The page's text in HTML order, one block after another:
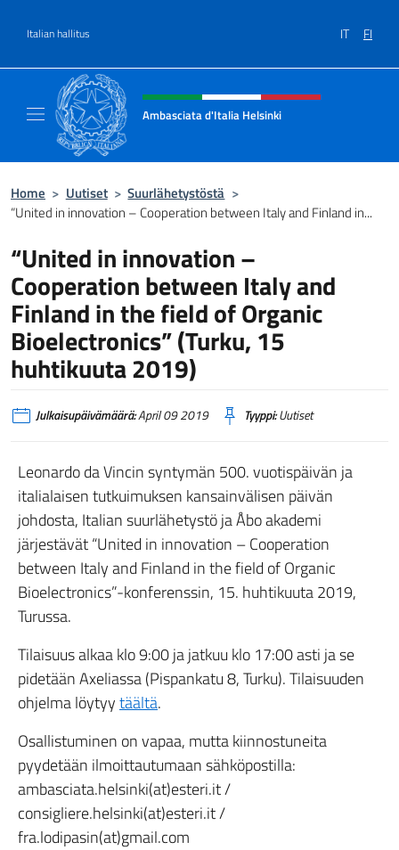
Italian hallitus IT FI
Header, social and menu of site
Ambasciata d'Italia Helsinki
Home > Uutiset > Suurlähetystöstä >
“United in innovation – Cooperation between Italy and Finland in...
“United in innovation –
Cooperation between Italy and
Finland in the field of Organic
Bioelectronics” (Turku, 15
huhtikuuta 2019)
Julkaisupäivämäärä:April 09 2019 Tyyppi:Uutiset
Leonardo da Vincin syntymän 500. vuotispäivän ja
italialaisen tutkuimuksen kansainvälisen päivän
johdosta, Italian suurlähetystö ja Åbo akademi
järjestävät “United in innovation – Cooperation
between Italy and Finland in the field of Organic
Bioelectronics”-konferenssin, 15. huhtikuuta 2019,
Turussa.
Tilaisuus alkaa klo 9:00 ja jatkuu klo 17:00 asti ja se
pidetään Axeliassa (Pispankatu 8, Turku). Tilaisuuden
ohjelma löytyytäältä.
Osallistuminen on vapaa, mutta kiinnostuneita
pyydetään ilmoittautumaan sähköpostilla:
ambasciata.helsinki(at)esteri.it /
consigliere.helsinki(at)esteri.it /
fra.lodipasin(at)gmail.com